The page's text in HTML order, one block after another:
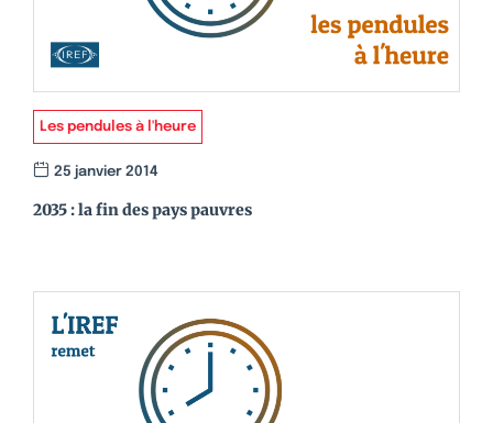
Les pendules à l'heure
25 janvier 2014
2035 : la fin des pays pauvres